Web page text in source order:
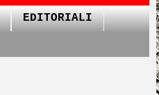
EDITORIALI